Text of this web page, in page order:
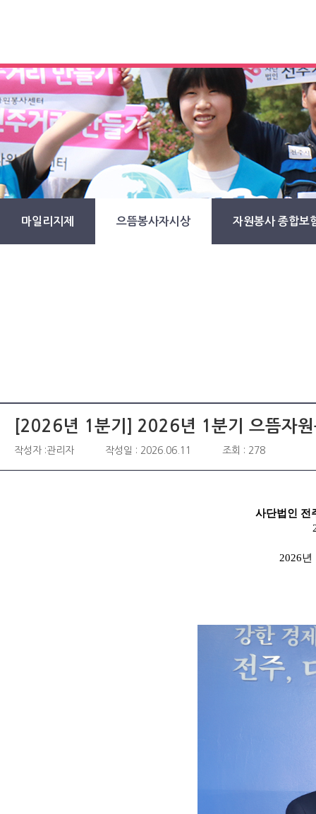
마일리지제 으뜸봉사자시상 자원봉사 종합보
[2026년 1분기] 2026년 1분기 으뜸자
작성자 :관리자 작성일 : 2026.06.11 조회 : 278
사단법인 전
2026년